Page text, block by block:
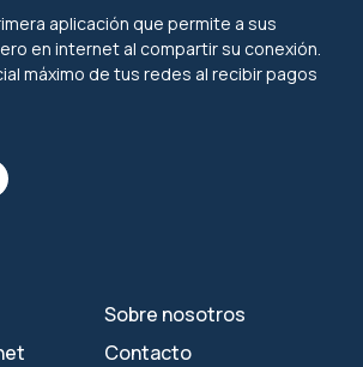
aplicación que permite a sus
en internet al compartir su conexión.
máximo de tus redes al recibir pagos
Sobre nosotros
Contacto